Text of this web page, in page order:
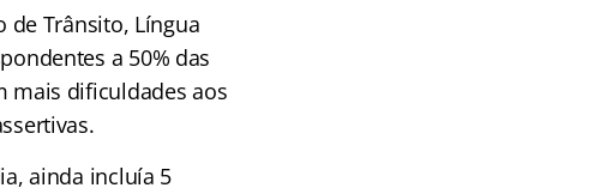
de Trânsito, Língua
a 50% das
mais dificuldades aos
ainda incluía 5